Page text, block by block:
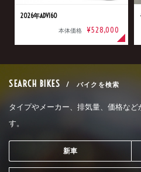
2026年ADV160
本体価格 ¥528,000
SEARCH BIKES / バイクを検索
タイプやメーカー、排気量、価格な
す。
新車